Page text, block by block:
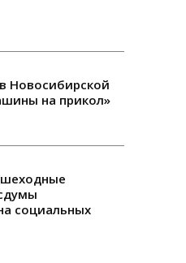
Новосибирской
на прикол»
социальных